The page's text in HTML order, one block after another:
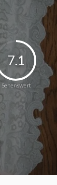
Sehenswert
7.1